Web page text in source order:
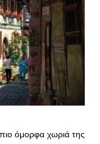
όμορφα χωριά της